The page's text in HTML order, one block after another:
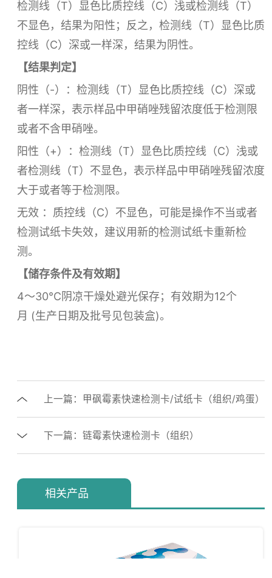
检测线（T）显色比质控线（C）浅或检测线（T）
不显色，结果为阳性；反之，检测线（T）显色比质
控线（C）深或一样深，结果为阴性。
【结果判定】
阴性（-）：检测线（T）显色比质控线（C）深或
者一样深，表示样品中甲硝唑残留浓度低于检测限
或者不含甲硝唑。
阳性（+）：检测线（T）显色比质控线（C）浅或
者检测线（T）不显色，表示样品中甲硝唑残留浓度
大于或者等于检测限。
无效 ：质控线（C）不显色，可能是操作不当或者
检测试纸卡失效，建议用新的检测试纸卡重新检
测。
【储存条件及有效期】
4～30℃阴凉干燥处避光保存；有效期为12个
月 (生产日期及批号见包装盒)。
上一篇：甲砜霉素快速检测卡/试纸卡（组织/鸡蛋）
下一篇：链霉素快速检测卡（组织）
相关产品